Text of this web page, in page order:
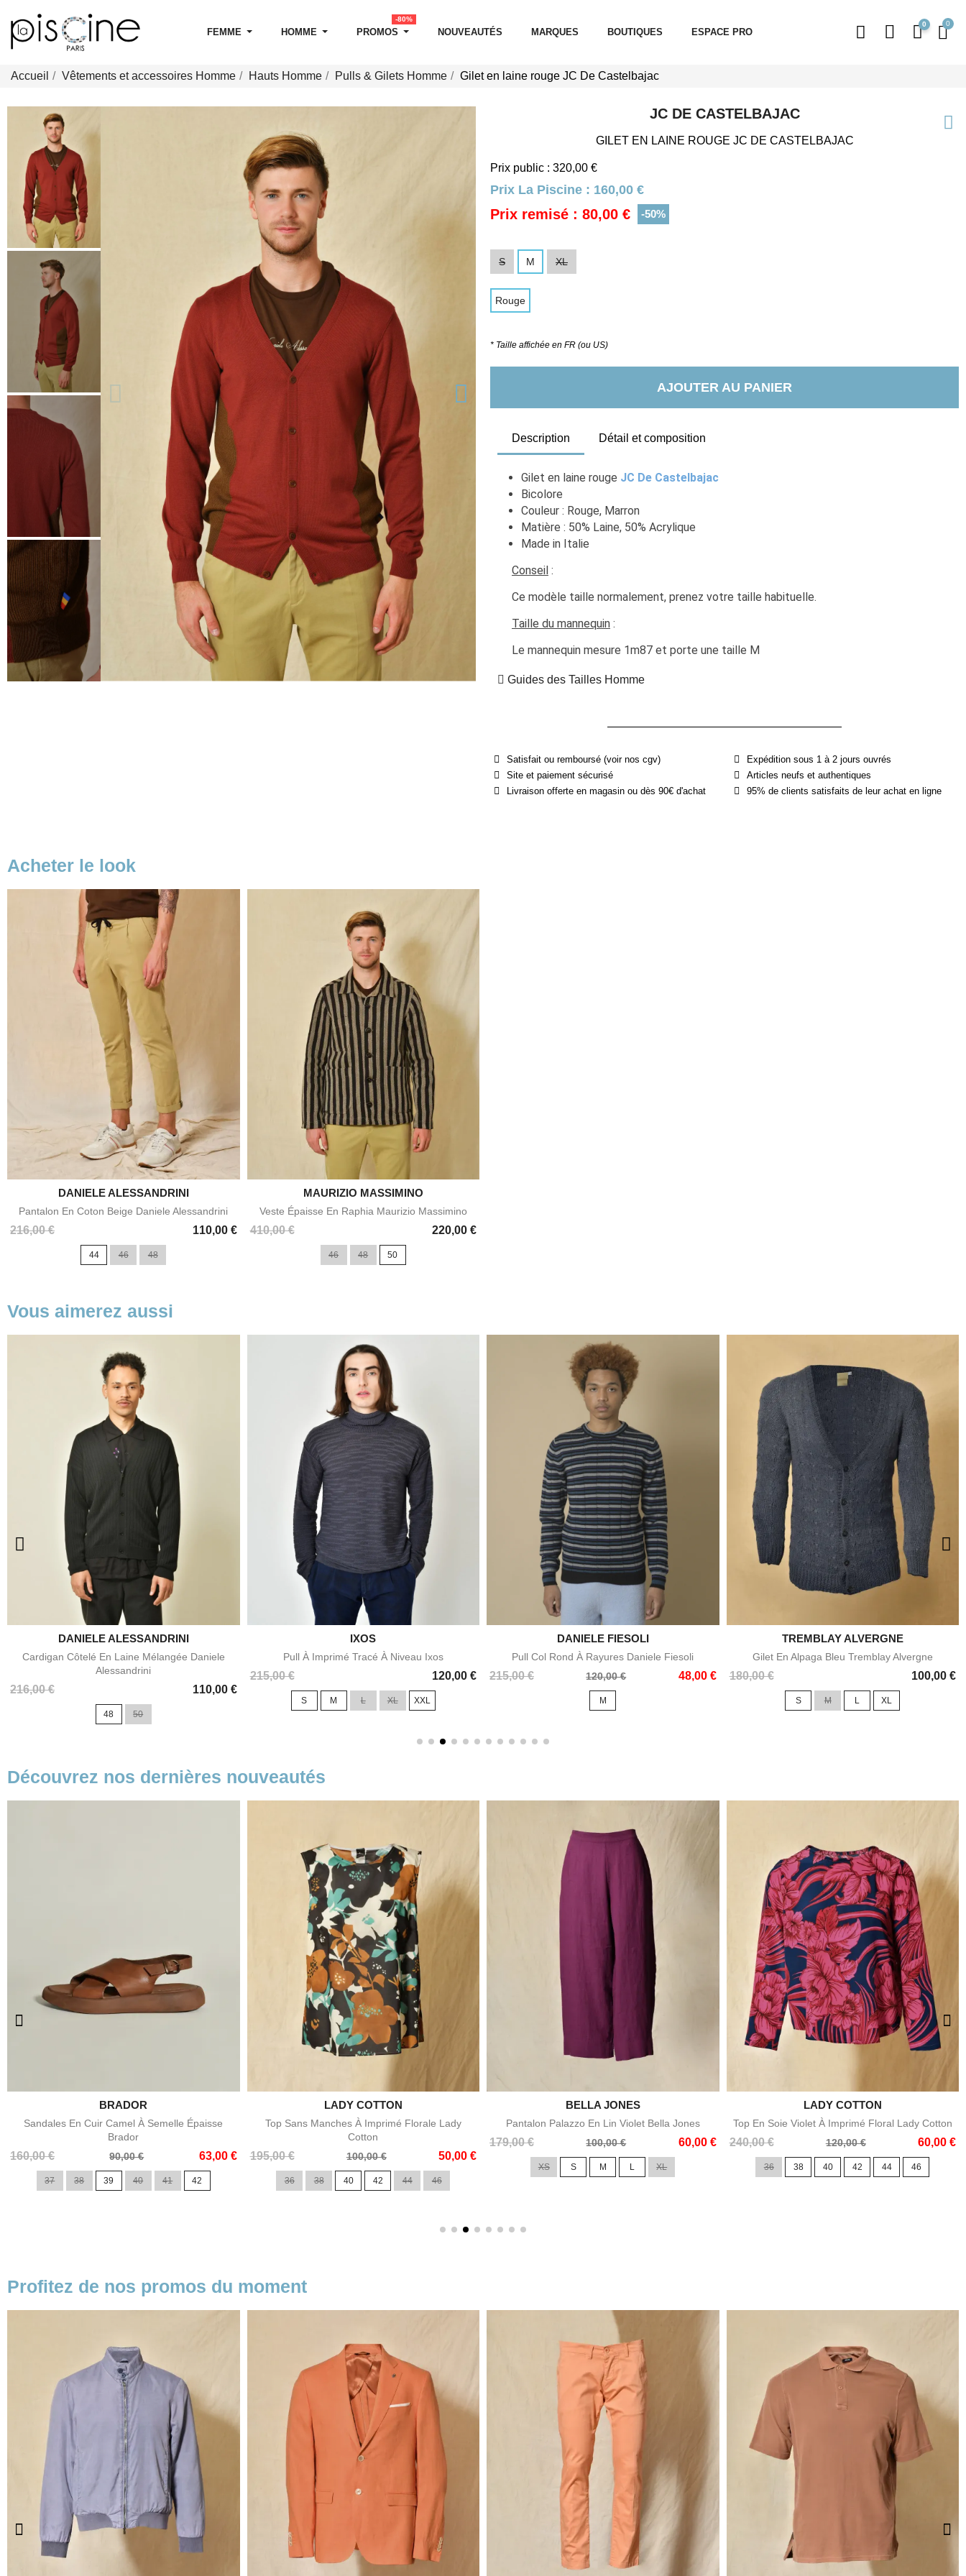
FEMME HOMME PROMOS
-80%
NOUVEAUTÉS MARQUES BOUTIQUES ESPACE PRO
0
Accueil Vêtements et accessoires Homme Hauts Homme Pulls & Gilets Homme Gilet en laine rouge JC De Castelbajac
JC DE CASTELBAJAC
GILET EN LAINE ROUGE JC DE CASTELBAJAC
Prix public : 320,00 €
Prix La Piscine : 160,00 €
Prix remisé : 80,00 € -50%
S M XL
Rouge
* Taille affichée en FR (ou US)
AJOUTER AU PANIER
Description Détail et composition
Gilet en laine rouge JC De Castelbajac
Bicolore
Couleur : Rouge, Marron
Matière : 50% Laine, 50% Acrylique
Made in Italie
Conseil :
Ce modèle taille normalement, prenez votre taille habituelle.
Taille du mannequin :
Le mannequin mesure 1m87 et porte une taille M
Guides des Tailles Homme
Satisfait ou remboursé (voir nos cgv)
Site et paiement sécurisé
Livraison offerte en magasin ou dès 90€ d'achat
Expédition sous 1 à 2 jours ouvrés
Articles neufs et authentiques
95% de clients satisfaits de leur achat en ligne
Acheter le look
Aperçu rapide
DANIELE ALESSANDRINI
Pantalon En Coton Beige Daniele Alessandrini
216,00 € 110,00 €
Prix
44 46 48
Aperçu rapide
MAURIZIO MASSIMINO
Veste Épaisse En Raphia Maurizio Massimino
410,00 € 220,00 €
Prix
46 48 50
Vous aimerez aussi
Aperçu rapide
DANIELE ALESSANDRINI
Cardigan Côtelé En Laine Mélangée Daniele
Alessandrini
216,00 € 110,00 €
Prix
48 50
Aperçu rapide
IXOS
Pull À Imprimé Tracé À Niveau Ixos
215,00 € 120,00 €
Prix
S M L XL XXL
Aperçu rapide
DANIELE FIESOLI
Pull Col Rond À Rayures Daniele Fiesoli
215,00 €
Prix
120,00 € 48,00 €
Prix
M
Aperçu rapide
TREMBLAY ALVERGNE
Gilet En Alpaga Bleu Tremblay Alvergne
180,00 € 100,00 €
Prix
S M L XL
Découvrez nos dernières nouveautés
Aperçu rapide
BRADOR
Sandales En Cuir Camel À Semelle Épaisse
Brador
160,00 €
Prix
90,00 € 63,00 €
Prix
37 38 39 40 41 42
Aperçu rapide
LADY COTTON
Top Sans Manches À Imprimé Florale Lady
Cotton
195,00 €
Prix
100,00 € 50,00 €
Prix
36 38 40 42 44 46
Aperçu rapide
BELLA JONES
Pantalon Palazzo En Lin Violet Bella Jones
179,00 €
Prix
100,00 € 60,00 €
Prix
XS S M L XL
Aperçu rapide
LADY COTTON
Top En Soie Violet À Imprimé Floral Lady Cotton
240,00 €
Prix
120,00 € 60,00 €
Prix
36 38 40 42 44 46
Profitez de nos promos du moment